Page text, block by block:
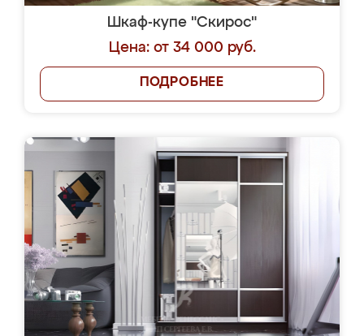
Шкаф-купе "Скирос"
Цена: от 34 000 руб.
ПОДРОБНЕЕ